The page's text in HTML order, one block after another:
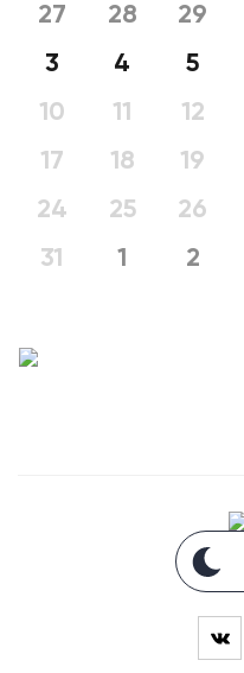
27 28 29
3
4 5
10
11 12
17
18 19
24
25 26
31
1 2